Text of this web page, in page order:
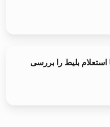
بلیط را بررسی